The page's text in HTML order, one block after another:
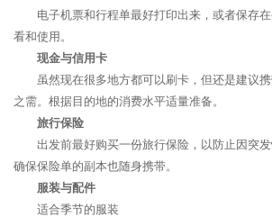
电子机票和行程单最好打印出来，或者保存
看和使用。
现金与信用卡
虽然现在很多地方都可以刷卡，但还是建议
之需。根据目的地的消费水平适量准备。
旅行保险
出发前最好购买一份旅行保险，以防止因突发
确保保险单的副本也随身携带。
服装与配件
适合季节的服装